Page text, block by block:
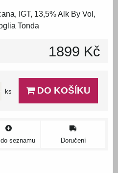
IGT, 13,5% Alk By Vol,
Tonda
1899 Kč
ks DO KOŠÍKU
seznamu Doručení